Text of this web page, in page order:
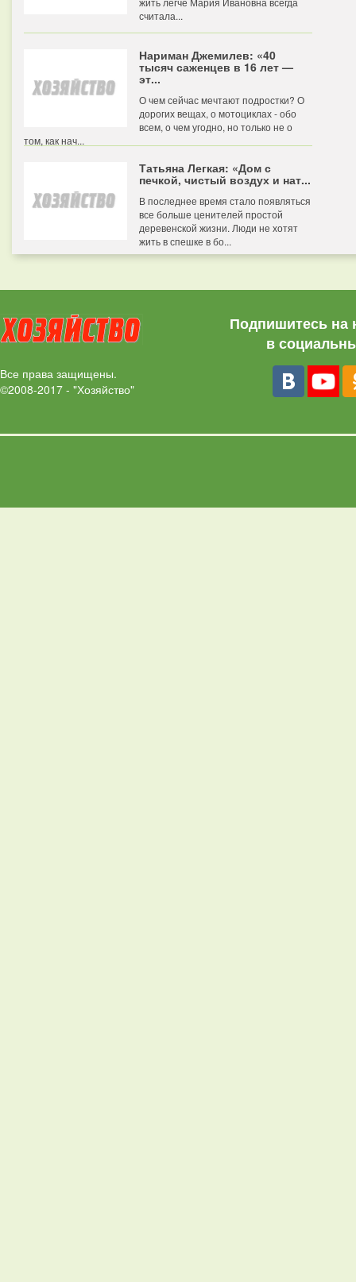
считала...
Нариман Джемилев: «40
тысяч саженцев в 16 лет —
эт...
О чем сейчас мечтают подростки? О
дорогих вещах, о мотоциклах - обо
всем, о чем угодно, но только не о
том, как нач...
Татьяна Легкая: «Дом с
печкой, чистый воздух и нат...
В последнее время стало появляться
все больше ценителей простой
деревенской жизни. Люди не хотят
жить в спешке в бо...
Все права защищены.
©2008-2017 - "Хозяйство"
Подпишитесь на
в